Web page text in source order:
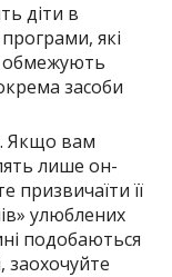
діти в
які
обмежують
засоби
Якщо вам
лише он-
призвичаїти її
улюблених
подобаються
заохочуйте